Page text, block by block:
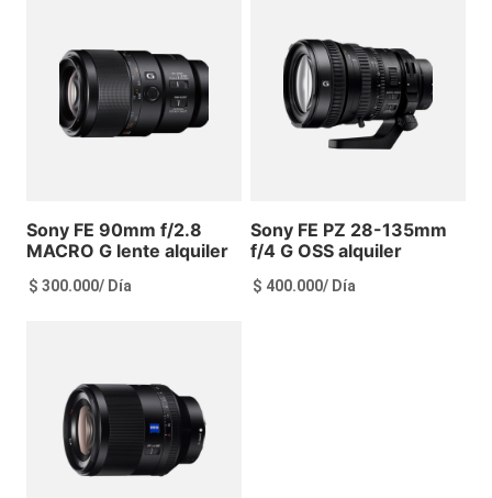
Ver más Ver más
Sony FE 90mm f/2.8
MACRO G lente alquiler
$ 300.000/ Día
Ver más
Sony FE PZ 28-135mm
f/4 G OSS alquiler
$ 400.000/ Día